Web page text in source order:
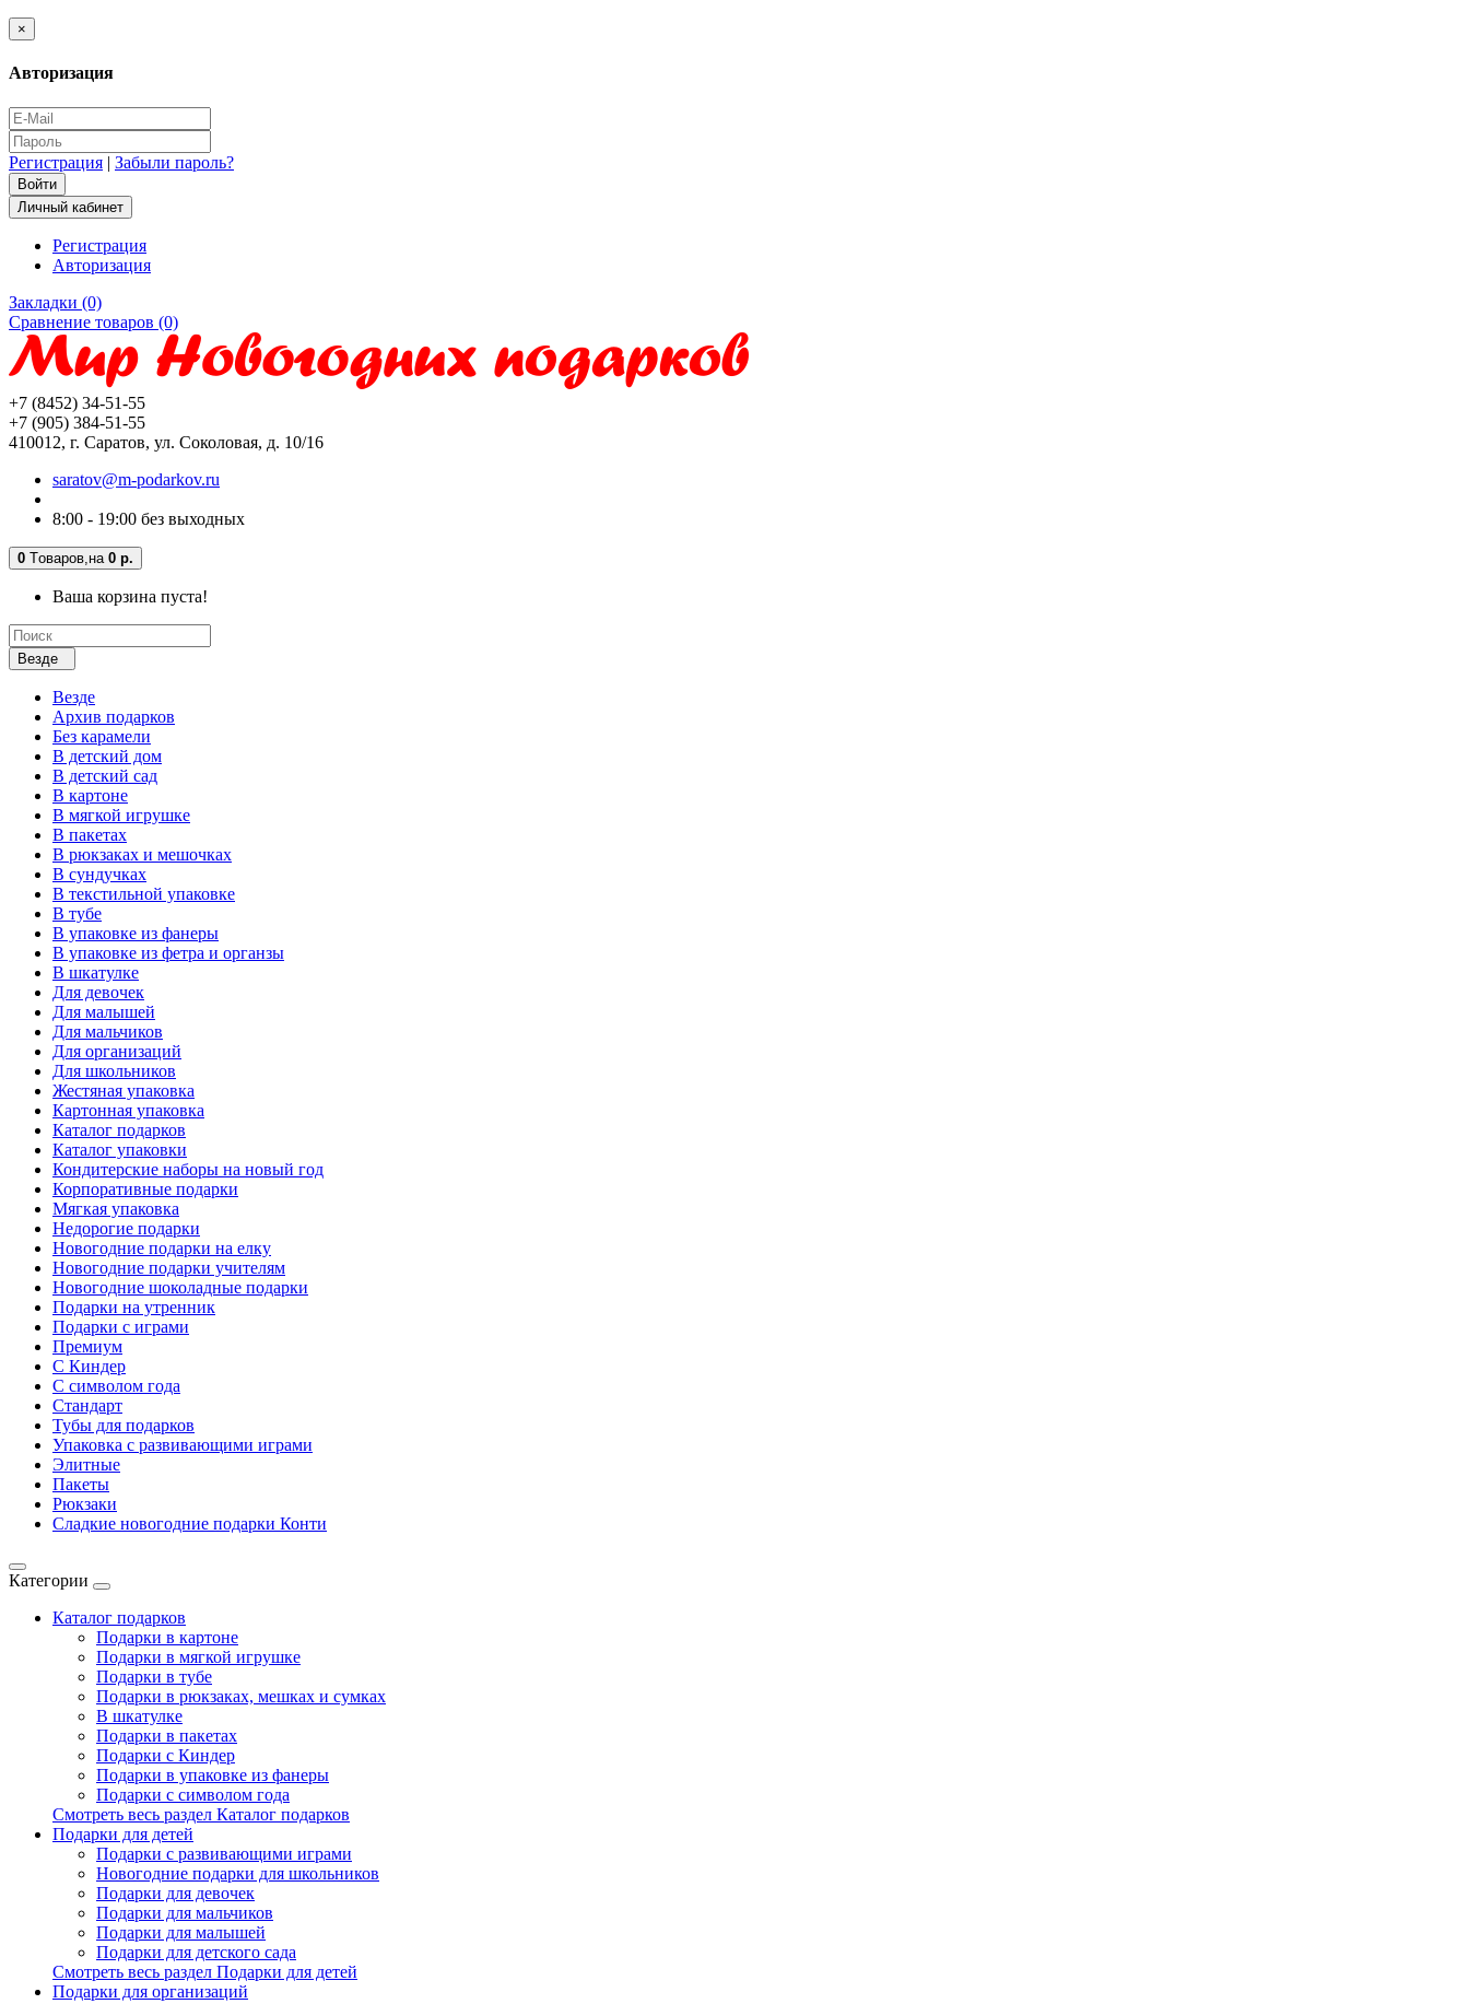
×
Авторизация
Регистрация | Забыли пароль?
Личный кабинет
Регистрация
Авторизация
Закладки (0)
Сравнение товаров (0)
+7 (8452) 34-51-55
+7 (905) 384-51-55
410012, г. Саратов, ул. Соколовая, д. 10/16
saratov@m-podarkov.ru
8:00 - 19:00 без выходных
0 Tоваров, на 0 р.
Ваша корзина пуста!
Везде
Везде
Архив подарков
Без карамели
В детский дом
В детский сад
В картоне
В мягкой игрушке
В пакетах
В рюкзаках и мешочках
В сундучках
В текстильной упаковке
В тубе
В упаковке из фанеры
В упаковке из фетра и органзы
В шкатулке
Для девочек
Для малышей
Для мальчиков
Для организаций
Для школьников
Жестяная упаковка
Картонная упаковка
Каталог подарков
Каталог упаковки
Кондитерские наборы на новый год
Корпоративные подарки
Мягкая упаковка
Недорогие подарки
Новогодние подарки на елку
Новогодние подарки учителям
Новогодние шоколадные подарки
Подарки на утренник
Подарки с играми
Премиум
С Киндер
С символом года
Стандарт
Тубы для подарков
Упаковка с развивающими играми
Элитные
Пакеты
Рюкзаки
Сладкие новогодние подарки Конти
Категории
Каталог подарков
Подарки в картоне
Подарки в мягкой игрушке
Подарки в тубе
Подарки в рюкзаках, мешках и сумках
В шкатулке
Подарки в пакетах
Подарки с Киндер
Подарки в упаковке из фанеры
Подарки с символом года
Смотреть весь раздел Каталог подарков
Подарки для детей
Подарки с развивающими играми
Новогодние подарки для школьников
Подарки для девочек
Подарки для мальчиков
Подарки для малышей
Подарки для детского сада
Смотреть весь раздел Подарки для детей
Подарки для организаций